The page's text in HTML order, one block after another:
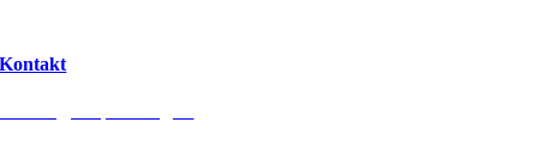
Kontakt